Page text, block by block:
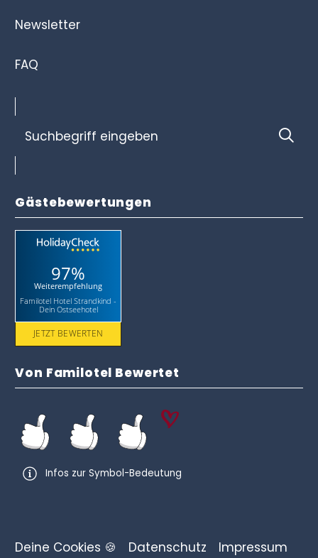
Newsletter
FAQ
eingeben
Gästebewertungen
97%
Weiterempfehlung
Familotel Hotel Strandkind -
Dein Ostseehotel
JETZT BEWERTEN
Von Familotel Bewertet
Infos zur Symbol-Bedeutung
Deine Cookies 🍪 Datenschutz Impressum